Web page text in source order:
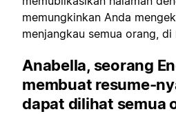
memungkinkan Anda
menjangkau semua orang, di
Anabella, seorang
membuat resume-
dapat dilihat semua